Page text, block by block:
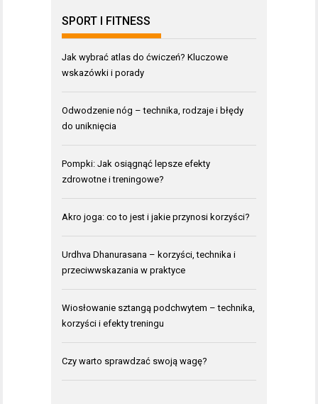
SPORT I FITNESS
Jak wybrać atlas do ćwiczeń? Kluczowe
wskazówki i porady
Odwodzenie nóg – technika, rodzaje i błędy
do uniknięcia
Pompki: Jak osiągnąć lepsze efekty
zdrowotne i treningowe?
Akro joga: co to jest i jakie przynosi korzyści?
Urdhva Dhanurasana – korzyści, technika i
przeciwwskazania w praktyce
Wiosłowanie sztangą podchwytem – technika,
korzyści i efekty treningu
Czy warto sprawdzać swoją wagę?